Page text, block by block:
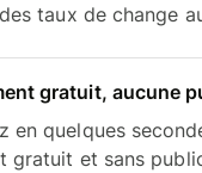
taux de change
gratuit, aucune
en quelques
gratuit et sans